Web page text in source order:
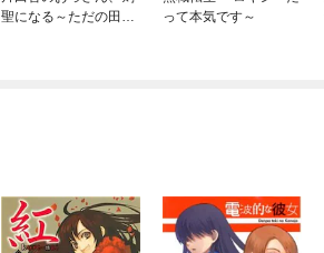
聖になる～ただの田舎
って本気です～